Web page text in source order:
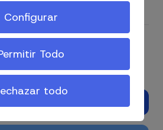
si te ha gustado
Configurar
Todo
todo